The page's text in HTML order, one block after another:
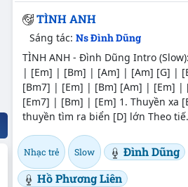
TÌNH ANH
Sáng tác:Ns Đình Dũng
TÌNH ANH - Đình Dũng Intro
| [Em] | [Bm] | [Am] | [Am] [G] |
[Bm7] | [Em] | [Bm] [Am] | [Em] |
[Em7] | [Bm] | [Em] 1. Thuyền xa
thuyền tìm ra biển [D] lớn Theo
Nhạc trẻ Slow
Đình Dũng
Hồ Phương Liên